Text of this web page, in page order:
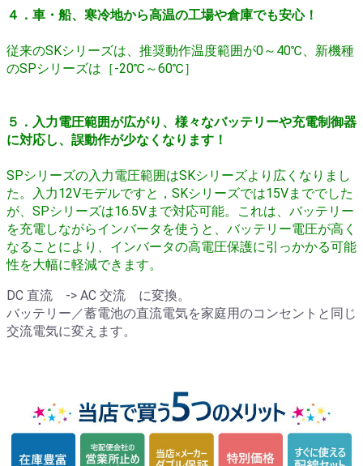
４．車・船、寒冷地から高温の工場や倉庫でも安心！
従来のSKシリーズは、推奨動作温度範囲が0～40℃、新機種
のSPシリーズは［-20℃～60℃］
５．入力電圧範囲が広がり、様々なバッテリーや充電制御器
に対応し、誤動作が少なくなります！
SPシリーズの入力電圧範囲はSKシリーズより広くなりまし
た。
入力12Vモデルですと，SKシリーズでは15Vまででした
が、SPシリーズは16.5Vまで対応可能。
これは、バッテリー
を充電しながらインバータを使うと、バッテリー電圧が高く
なることにより、インバータの高電圧保護に引っかかる可能
性を大幅に軽減できます。
DC 直流 -> AC 交流 に変換。
バッテリー／蓄電池の直流電気を家庭用のコンセントと同じ
交流電気に変えます。